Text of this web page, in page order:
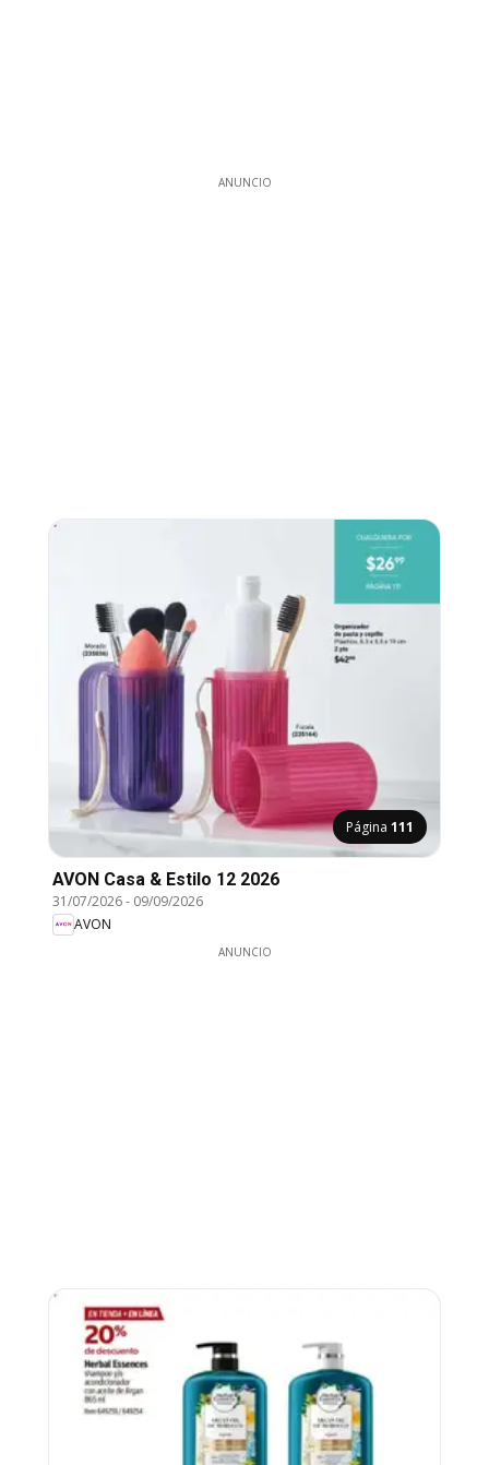
ANUNCIO
Página 111
AVON Casa & Estilo 12 2026
31/07/2026- 09/09/2026
AVON
ANUNCIO